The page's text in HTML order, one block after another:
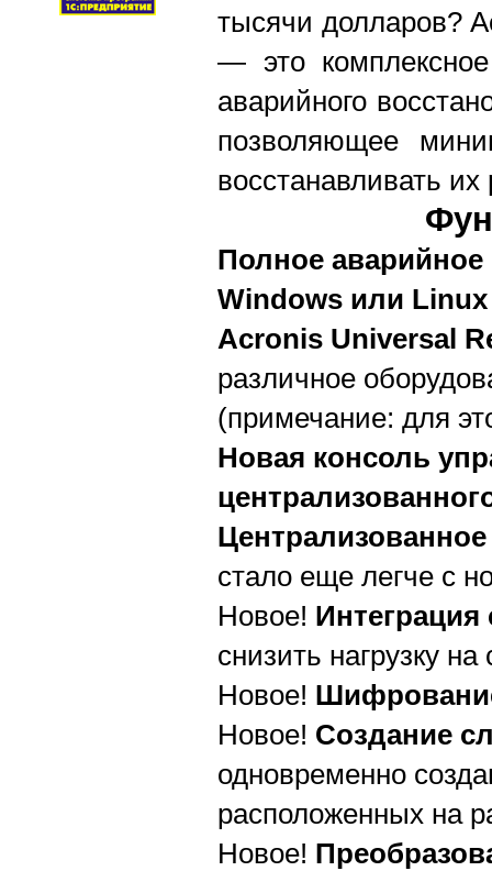
тысячи долларов?
— это
аварийного
позволяющее
восстанавливать
Полное аварийное
Windows или
Acronis Universal
различное
(примечание: для
Новая консоль
стало еще легче с
Новое! Интеграция
снизить нагрузку
Новое!
Новое! Создание
одновременно
расположенных на
Новое!